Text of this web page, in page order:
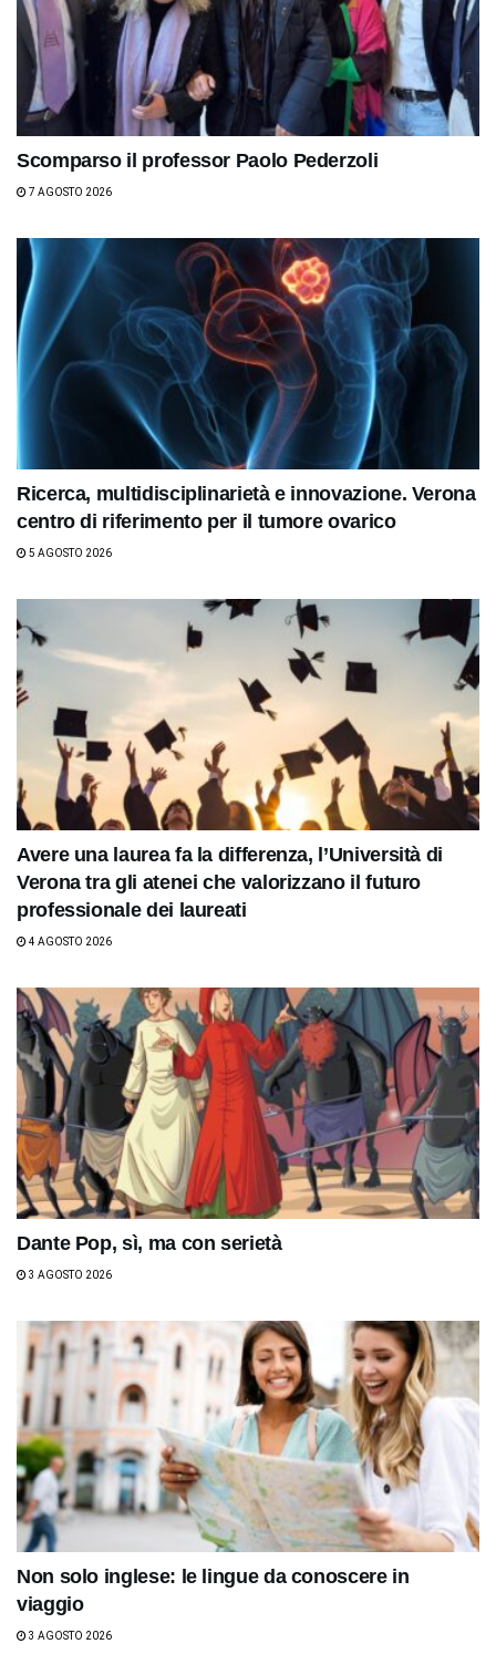
Scomparso il professor Paolo Pederzoli
7 AGOSTO 2026
Ricerca, multidisciplinarietà e innovazione. Verona
centro di riferimento per il tumore ovarico
5 AGOSTO 2026
Avere una laurea fa la differenza, l’Università di
Verona tra gli atenei che valorizzano il futuro
professionale dei laureati
4 AGOSTO 2026
Dante Pop, sì, ma con serietà
3 AGOSTO 2026
Non solo inglese: le lingue da conoscere in
viaggio
3 AGOSTO 2026